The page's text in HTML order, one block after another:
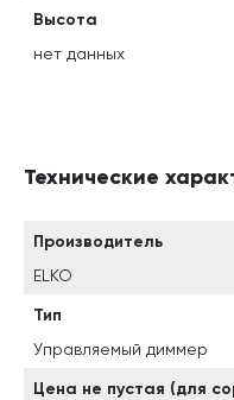
Высота
нет данных
Технические
Производитель
ELKO
Тип
Управляемый диммер
Цена не пустая (для